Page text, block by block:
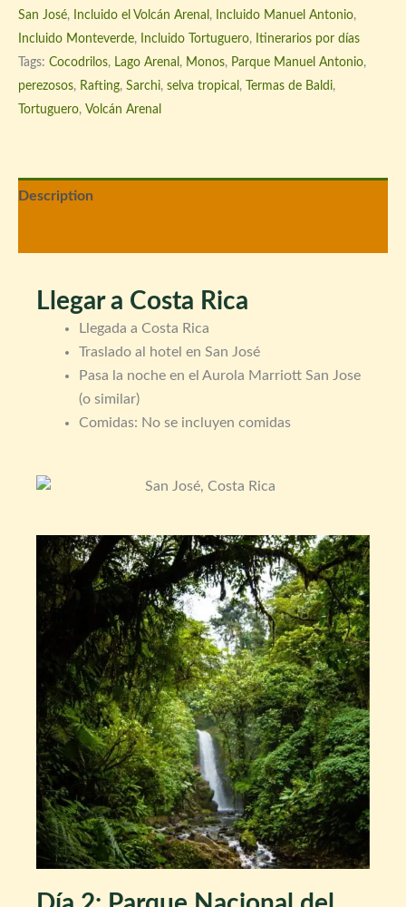
San José, Incluido el Volcán Arenal , Incluido Manuel Antonio,
Incluido Monteverde, Incluido Tortuguero, Itinerarios por días
Tags: Cocodrilos, Lago Arenal , Monos, Parque Manuel Antonio,
perezosos, Rafting, Sarchi, selva tropical , Termas de Baldi,
Tortuguero, Volcán Arenal
Description
Llegar a Costa Rica
Llegada a Costa Rica
Traslado al hotel en San José
Pasa la noche en el Aurola Marriott San Jose
(o similar)
Comidas: No se incluyen comidas